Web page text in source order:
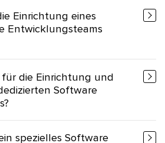
Einrichtung eines
Entwicklungsteams
für die Einrichtung und
Software
spezielles Software